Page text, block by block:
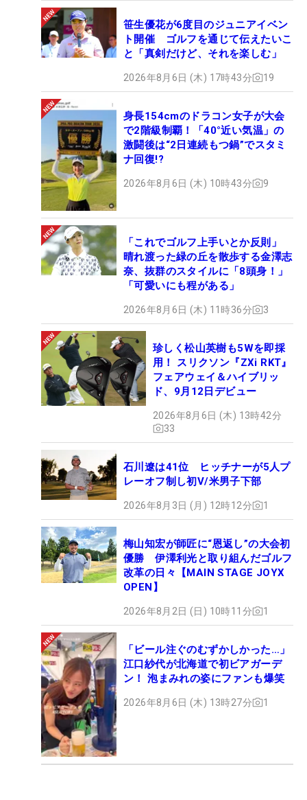
笹生優花が6度目のジュニアイベン
ト開催 ゴルフを通じて伝えたいこ
と「真剣だけど、それを楽しむ」
2026年8月6日 (木) 17時43分 19
身長154cmのドラコン女子が大会
で2階級制覇！「40°近い気温」の
激闘後は“2日連続もつ鍋”でスタミ
ナ回復!?
2026年8月6日 (木) 10時43分 9
「これでゴルフ上手いとか反則」
晴れ渡った緑の丘を散歩する金澤志
奈、抜群のスタイルに「8頭身！」
「可愛いにも程がある」
2026年8月6日 (木) 11時36分 3
珍しく松山英樹も5Wを即採
用！ スリクソン『ZXi RKT』
フェアウェイ＆ハイブリッ
ド、9月12日デビュー
2026年8月6日 (木) 13時42分
33
石川遼は41位 ヒッチナーが5人プ
レーオフ制し初V/米男子下部
2026年8月3日 (月) 12時12分 1
梅山知宏が師匠に“恩返し”の大会初
優勝 伊澤利光と取り組んだゴルフ
改革の日々【MAIN STAGE JOYX
OPEN】
2026年8月2日 (日) 10時11分 1
「ビール注ぐのむずかしかった…」
江口紗代が北海道で初ビアガーデ
ン！ 泡まみれの姿にファンも爆笑
2026年8月6日 (木) 13時27分 1